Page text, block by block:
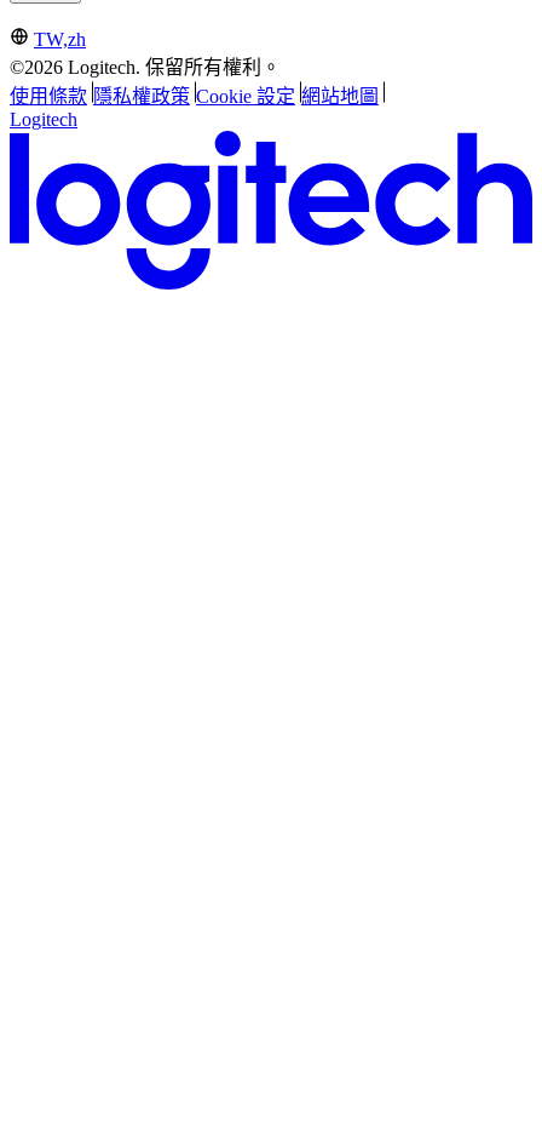
TW,zh
©2026 Logitech. 保留所有權利。
使用條款 隱私權政策 Cookie 設定 網站地圖
Logitech